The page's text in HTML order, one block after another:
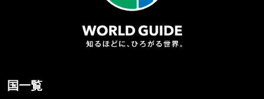
国一覧